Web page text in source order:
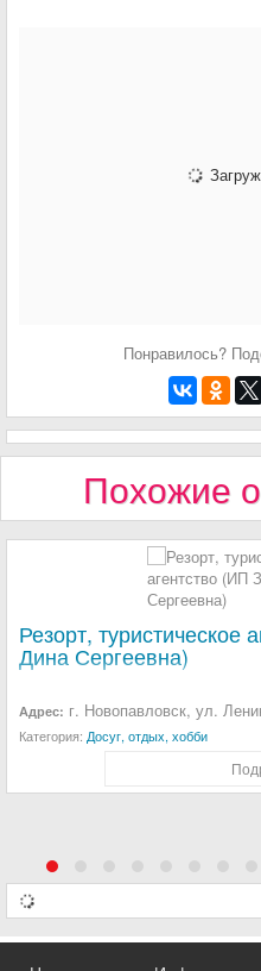
Понравилось?
Похожие
Резорт, туристическое
Дина Сергеевна)
Адрес: г. Новопавловск, ул.
Категория: Досуг, отдых, хобби